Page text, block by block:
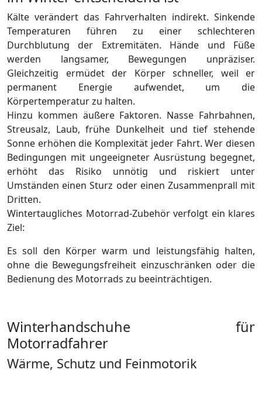
Kälte verändert das Fahrverhalten indirekt. Sinkende
Temperaturen führen zu einer schlechteren
Durchblutung der Extremitäten. Hände und Füße
werden langsamer, Bewegungen unpräziser.
Gleichzeitig ermüdet der Körper schneller, weil er
permanent Energie aufwendet, um die
Körpertemperatur zu halten.
Hinzu kommen äußere Faktoren. Nasse Fahrbahnen,
Streusalz, Laub, frühe Dunkelheit und tief stehende
Sonne erhöhen die Komplexität jeder Fahrt. Wer diesen
Bedingungen mit ungeeigneter Ausrüstung begegnet,
erhöht das Risiko unnötig und riskiert unter
Umständen einen Sturz oder einen Zusammenprall mit
Dritten.
Wintertaugliches Motorrad-Zubehör verfolgt ein klares
Ziel:
Es soll den Körper warm und leistungsfähig halten,
ohne die Bewegungsfreiheit einzuschränken oder die
Bedienung des Motorrads zu beeinträchtigen.
Winterhandschuhe für
Motorradfahrer
Wärme, Schutz und Feinmotorik